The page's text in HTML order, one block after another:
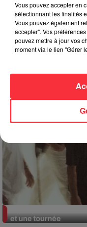
Événements à
et une tournée
Vous pouvez accepter en
sélectionnant les finalités
Vous pouvez également
accepter". Vos
pouvez mettre à jour vos
moment via le lien "Gérer